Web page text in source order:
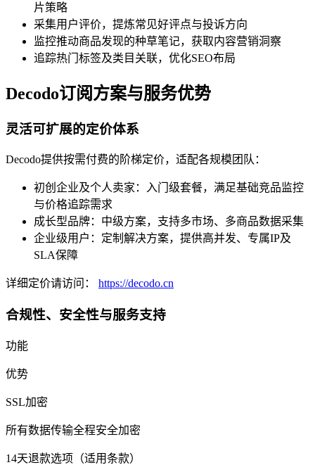
片策略
采集用户评价，提炼常见好评点与投诉方向
监控推动商品发现的种草笔记，获取内容营销洞察
追踪热门标签及类目关联，优化SEO布局
Decodo订阅方案与服务优势
灵活可扩展的定价体系
Decodo提供按需付费的阶梯定价，适配各规模团队：
初创企业及个人卖家：入门级套餐，满足基础竞品监控
与价格追踪需求
成长型品牌：中级方案，支持多市场、多商品数据采集
企业级用户：定制解决方案，提供高并发、专属IP及
SLA保障
详细定价请访问： https://decodo.cn
合规性、安全性与服务支持
功能
优势
SSL加密
所有数据传输全程安全加密
14天退款选项（适用条款）